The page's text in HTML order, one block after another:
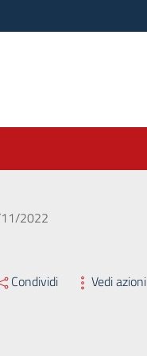
2022
Condividi Vedi azioni